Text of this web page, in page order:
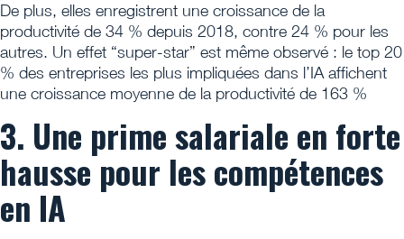
De plus, elles enregistrent une croissance de la
productivité de 34 % depuis 2018, contre 24 % pour les
autres. Un effet “super-star” est même observé : le top 20
% des entreprises les plus impliquées dans l’IA affichent
une croissance moyenne de la productivité de 163 %
3. Une prime salariale en forte
hausse pour les compétences
en IA